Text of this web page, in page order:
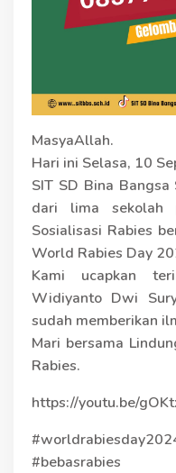
MasyaAllah.
Hari ini Selasa, 10
SIT SD Bina
dari lima sekolah
Sosialisasi Rabies
World Rabies Day
Kami ucapkan
Widiyanto Dwi
sudah memberikan
Mari bersama
Rabies.
https://youtu.be/
#bebasrabies